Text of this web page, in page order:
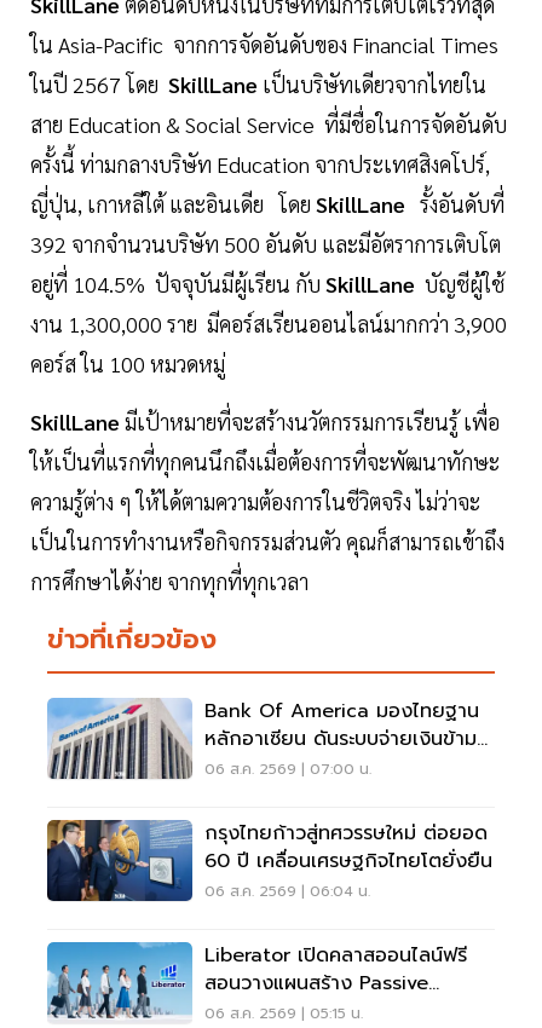
ใน Asia-Pacific จากการจัดอันดับของ Financial Times
ในปี 2567 โดย SkillLane เป็นบริษัทเดียวจากไทยใน
สาย Education & Social Service ที่มีชื่อในการจัดอันดับ
ครั้งนี้ ท่ามกลางบริษัท Education จากประเทศสิงคโปร์,
ญี่ปุ่น, เกาหลีใต้ และอินเดีย โดย SkillLane รั้งอันดับที่
392 จากจำนวนบริษัท 500 อันดับ และมีอัตราการเติบโต
อยู่ที่ 104.5% ปัจจุบันมีผู้เรียน กับ SkillLane บัญชีผู้ใช้
งาน 1,300,000 ราย มีคอร์สเรียนออนไลน์มากกว่า 3,900
คอร์ส ใน 100 หมวดหมู่
SkillLane มีเป้าหมายที่จะสร้างนวัตกรรมการเรียนรู้ เพื่อ
ให้เป็นที่แรกที่ทุกคนนึกถึงเมื่อต้องการที่จะพัฒนาทักษะ
ความรู้ต่าง ๆ ให้ได้ตามความต้องการในชีวิตจริง ไม่ว่าจะ
เป็นในการทำงานหรือกิจกรรมส่วนตัว คุณก็สามารถเข้าถึง
การศึกษาได้ง่าย จากทุกที่ทุกเวลา
ข่าวที่เกี่ยวข้อง
Bank Of America มองไทยฐาน
หลักอาเซียน ดันระบบจ่ายเงินข้าม
พรมแดนเรียลไทม์
06 ส.ค. 2569 | 07:00 น.
กรุงไทยก้าวสู่ทศวรรษใหม่ ต่อยอด
60 ปี เคลื่อนเศรษฐกิจไทยโตยั่งยืน
06 ส.ค. 2569 | 06:04 น.
Liberator เปิดคลาสออนไลน์ฟรี
สอนวางแผนสร้าง Passive
Income
06 ส.ค. 2569 | 05:15 น.